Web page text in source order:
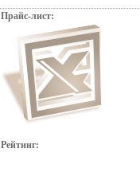
Прайс-лист:
Рейтинг: